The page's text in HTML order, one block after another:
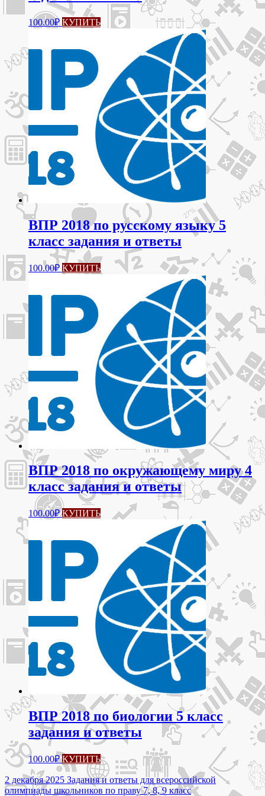
100.00₽ КУПИТЬ
ВПР 2018 по русскому языку 5
класс задания и ответы
100.00₽ КУПИТЬ
ВПР 2018 по окружающему миру 4
класс задания и ответы
100.00₽ КУПИТЬ
ВПР 2018 по биологии 5 класс
задания и ответы
100.00₽ КУПИТЬ
Навигация
2 декабря 2025 Задания и ответы для всероссийской
олимпиады школьников по праву 7, 8, 9 класс